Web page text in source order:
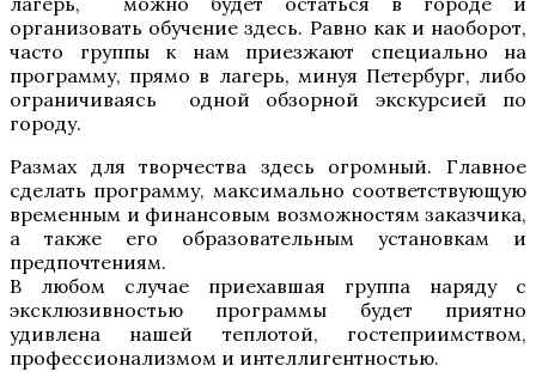
организовать обучение здесь. Равно как и наоборот,
часто группы к нам приезжают специально на
программу, прямо в лагерь, минуя Петербург, либо
ограничиваясь одной обзорной экскурсией по
городу.
Размах для творчества здесь огромный. Главное
сделать программу, максимально соответствующую
временным и финансовым возможностям заказчика,
а также его образовательным установкам и
предпочтениям.
В любом случае приехавшая группа наряду с
эксклюзивностью программы будет приятно
удивлена нашей теплотой, гостеприимством,
профессионализмом и интеллигентностью.